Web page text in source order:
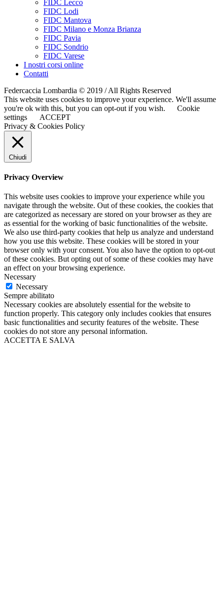
FIDC Lecco
FIDC Lodi
FIDC Mantova
FIDC Milano e Monza Brianza
FIDC Pavia
FIDC Sondrio
FIDC Varese
I nostri corsi online
Contatti
Federcaccia Lombardia © 2019 / All Rights Reserved
This website uses cookies to improve your experience. We'll assume
you're ok with this, but you can opt-out if you wish.
Cookie
settings
ACCEPT
Privacy & Cookies Policy
Chiudi
Privacy Overview
This website uses cookies to improve your experience while you
navigate through the website. Out of these cookies, the cookies that
are categorized as necessary are stored on your browser as they are
as essential for the working of basic functionalities of the website.
We also use third-party cookies that help us analyze and understand
how you use this website. These cookies will be stored in your
browser only with your consent. You also have the option to opt-out
of these cookies. But opting out of some of these cookies may have
an effect on your browsing experience.
Necessary
Necessary
Sempre abilitato
Necessary cookies are absolutely essential for the website to
function properly. This category only includes cookies that ensures
basic functionalities and security features of the website. These
cookies do not store any personal information.
ACCETTA E SALVA